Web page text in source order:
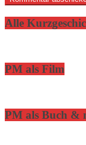
Alle
PM als Film
PM als Buch &